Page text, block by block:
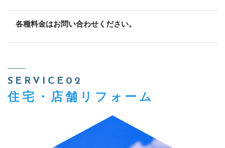
各種料金はお問い合わせください。
SERVICE02
住宅・店舗リフォーム